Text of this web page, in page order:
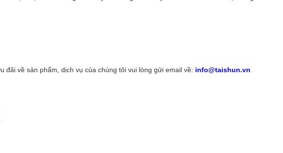
về sản phẩm, dịch vụ của chúng tôi vui lòng gửi email về: info@taishun.vn